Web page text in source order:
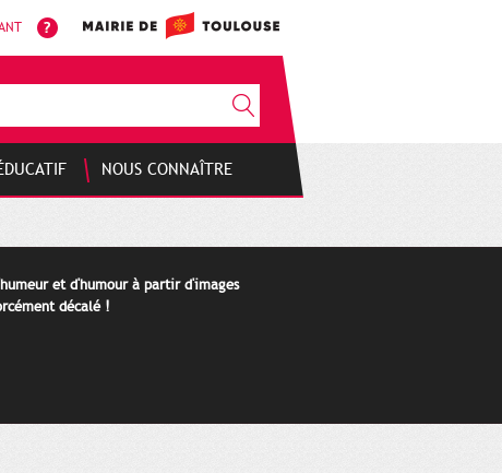
NOUS CONNAÎTRE
et d'humour à partir d'images
décalé !